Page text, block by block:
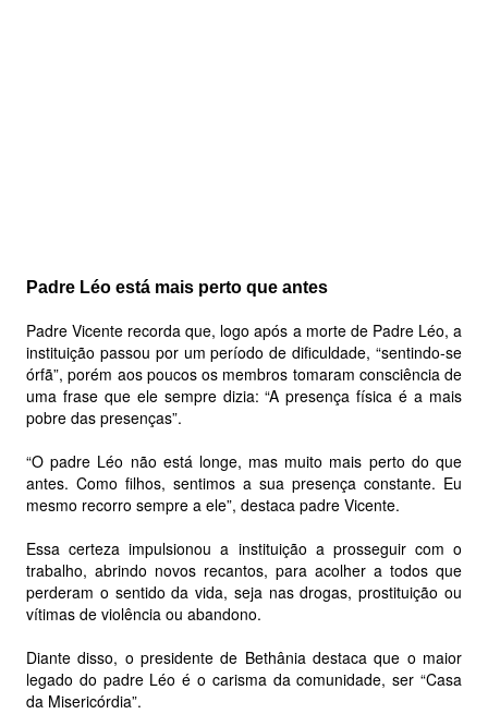
Padre Léo está mais perto que antes
Padre Vicente recorda que, logo após a morte de Padre Léo, a
instituição passou por um período de dificuldade, “sentindo-se
órfã”, porém aos poucos os membros tomaram consciência de
uma frase que ele sempre dizia: “A presença física é a mais
pobre das presenças”.
“O padre Léo não está longe, mas muito mais perto do que
antes. Como filhos, sentimos a sua presença constante. Eu
mesmo recorro sempre a ele”, destaca padre Vicente.
Essa certeza impulsionou a instituição a prosseguir com o
trabalho, abrindo novos recantos, para acolher a todos que
perderam o sentido da vida, seja nas drogas, prostituição ou
vítimas de violência ou abandono.
Diante disso, o presidente de Bethânia destaca que o maior
legado do padre Léo é o carisma da comunidade, ser “Casa
da Misericórdia”.